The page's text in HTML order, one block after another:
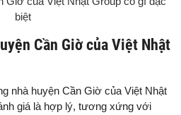
biệt
Cần Giờ của Việt Nhật
nhà huyện Cần Giờ của Việt Nhật
giá là hợp lý, tương xứng với